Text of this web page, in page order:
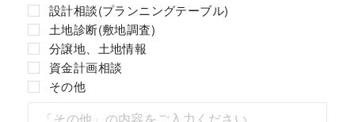
設計相談(プランニングテーブル)
土地診断(敷地調査)
分譲地、土地情報
資金計画相談
その他